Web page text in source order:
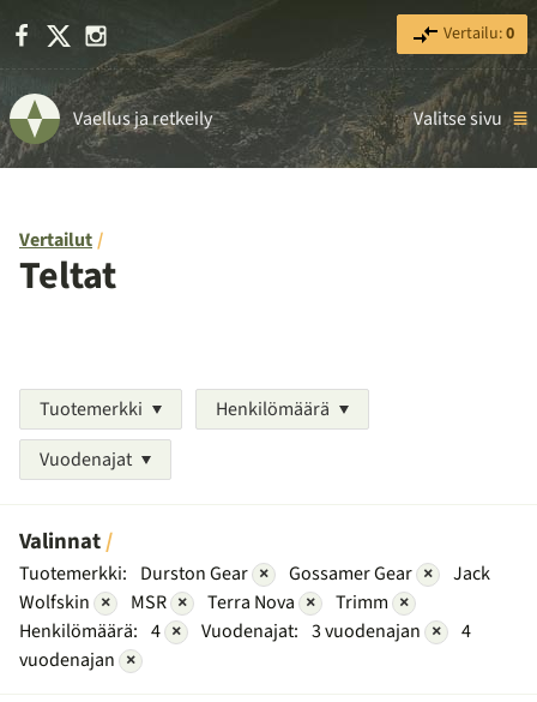
Facebook Instagram Vertailu:0
Vaellus ja retkeily Valitse sivu
Vertailut
Teltat
Tuotemerkki
Henkilömäärä
Vuodenajat
Valinnat
Tuotemerkki: Durston Gear × Gossamer Gear ×
Jack
Wolfskin × MSR × Terra Nova × Trimm ×
Henkilömäärä: 4 × Vuodenajat: 3 vuodenajan ×
4
vuodenajan ×